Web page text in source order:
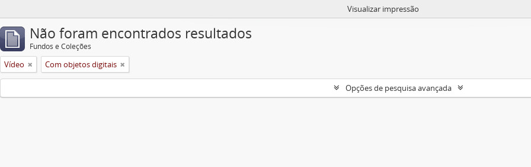
Visualizar impressão
Não foram encontrados resultados
Fundos e Coleções
Vídeo Com objetos digitais
Opções de pesquisa avançada